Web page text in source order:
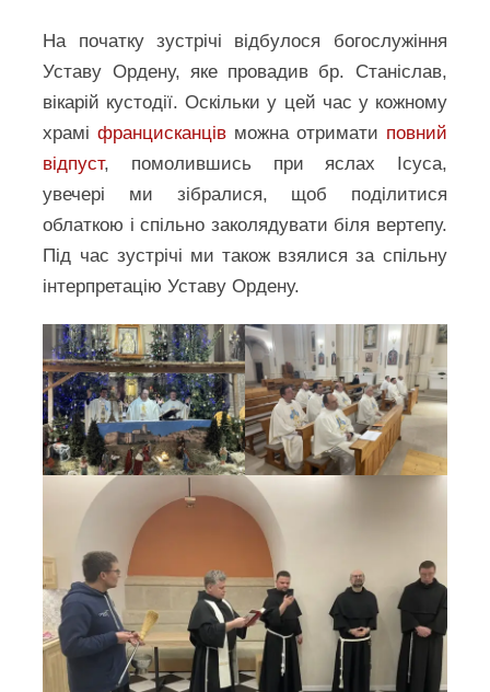
На початку зустрічі відбулося богослужіння
Уставу Ордену, яке провадив бр. Станіслав,
вікарій кустодії. Оскільки у цей час у кожному
храміфранцисканців можна отримати повний
відпуст, помолившись при яслах Ісуса,
увечері ми зібралися, щоб поділитися
облаткою і спільно заколядувати біля вертепу.
Під час зустрічі ми також взялися за спільну
інтерпретацію Уставу Ордену.